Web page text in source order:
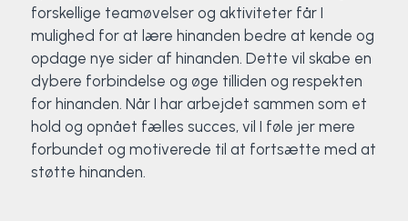
forskellige teamøvelser og aktiviteter får I
mulighed for at lære hinanden bedre at kende og
opdage nye sider af hinanden. Dette vil skabe en
dybere forbindelse og øge tilliden og respekten
for hinanden. Når I har arbejdet sammen som et
hold og opnået fælles succes, vil I føle jer mere
forbundet og motiverede til at fortsætte med at
støtte hinanden.